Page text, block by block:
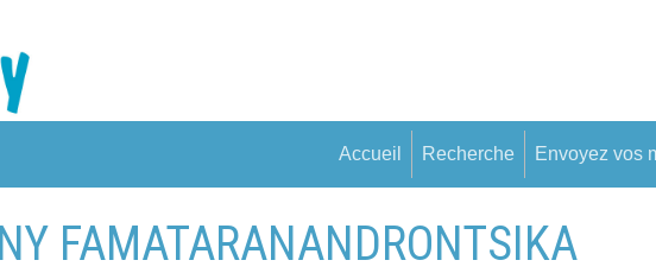
Accueil Recherche Envoyez vos
FAMATARANANDRONTSIKA